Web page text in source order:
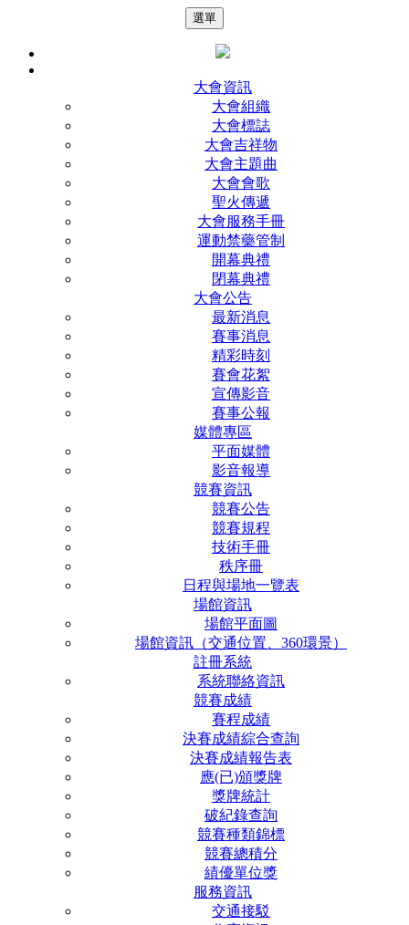
選單
大會資訊
大會組織
大會標誌
大會吉祥物
大會主題曲
大會會歌
聖火傳遞
大會服務手冊
運動禁藥管制
開幕典禮
閉幕典禮
大會公告
最新消息
賽事消息
精彩時刻
賽會花絮
宣傳影音
賽事公報
媒體專區
平面媒體
影音報導
競賽資訊
競賽公告
競賽規程
技術手冊
秩序冊
日程與場地一覽表
場館資訊
場館平面圖
場館資訊（交通位置、360環景）
註冊系統
系統聯絡資訊
競賽成績
賽程成績
決賽成績綜合查詢
決賽成績報告表
應(已)頒獎牌
獎牌統計
破紀錄查詢
競賽種類錦標
競賽總積分
績優單位獎
服務資訊
交通接駁